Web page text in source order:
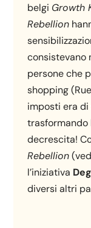
belgi Growth
Rebellion
consistevano
persone che
shopping
imposti era di
decrescita!
Rebellion
l’iniziativa
diversi altri